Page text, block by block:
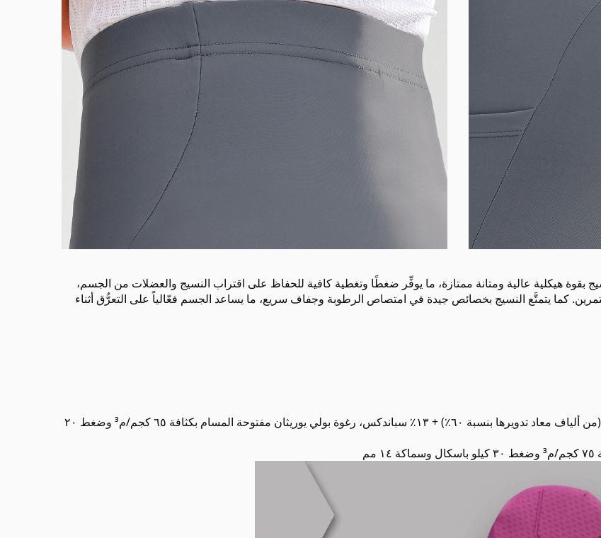
بقوة هيكلية عالية ومتانة ممتازة، ما يوفِّر ضغطًا وتغطية كافية للحفاظ على اقتراب النسيج والعضلات من الجسم،
كما يتمتَّع النسيج بخصائص جيدة في امتصاص الرطوبة وجفاف سريع، ما يساعد الجسم فعّالياً على التعرُّق أثناء
النسيج السطحي: NEW MAXGREEN بنسبة ٨٧٪ نايلون (من ألياف معاد تدويرها بنسبة ٦٠٪) + ١٣٪ سباندكس، رغوة بولي يوريثان مفتوحة المسام بكثافة ٦٥ كجم/م³ وضغط ٢٠